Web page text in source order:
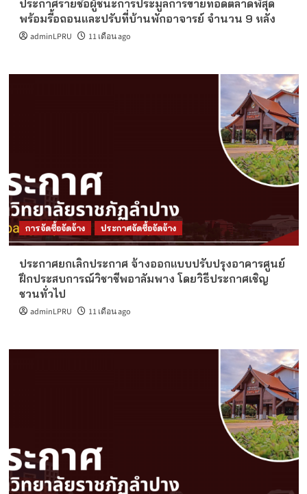
ประกาศรายชื่อผู้ชนะการประมูลการขายทอดตลาดพัสุด
พร้อมรื้อถอนและปรับที่บ้านพักอาจารย์ จำนวน 9 หลัง
adminLPRU 11 เดือน ago
การจัดซื้อจัดจ้าง ประกาศจัดซื้อจัดจ้าง
ประกาศยกเลิกประกาศ จ้างออกแบบปรับปรุงอาคารศูนย์
ฝึกประสบการณ์วิชาชีพอาลัมพาง โดยวิธีประกาศเชิญ
ชวนทั่วไป
adminLPRU 11 เดือน ago